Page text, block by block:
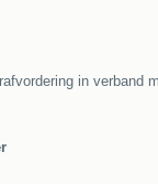
in verband